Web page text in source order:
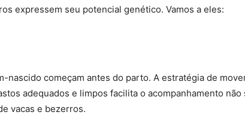
expressem seu potencial genético. Vamos a eles:
nascido começam antes do parto. A estratégia de
adequados e limpos facilita o acompanhamento não
vacas e bezerros.